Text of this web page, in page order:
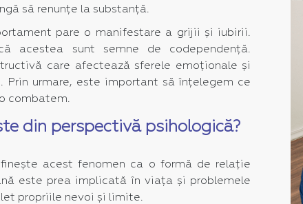
să renunțe la substanță.
pare o manifestare a grijii și iubirii.
acestea sunt semne de codependență.
care afectează sferele emoționale și
Prin urmare, este important să înțelegem ce
combatem.
din perspectivă psihologică?
acest fenomen ca o formă de relație
este prea implicată în viața și problemele
propriile nevoi și limite.